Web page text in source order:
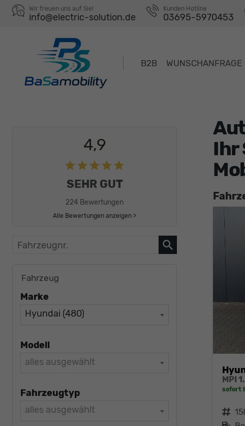
Wir freuen uns auf Sie!
info@electric-solution.de
Kunden Hotline
03695-5970453
B2B WUNSCHANFRAGE
Ihr
sofort
Fahrzeugnr.
4,9
SEHR GUT
224 Bewertungen
Alle Bewertungen anzeigen >
Fahrzeugnr.
Fahrzeug
Marke
Hyundai (480)
Modell
alles ausgewählt
Fahrzeugtyp
alles ausgewählt